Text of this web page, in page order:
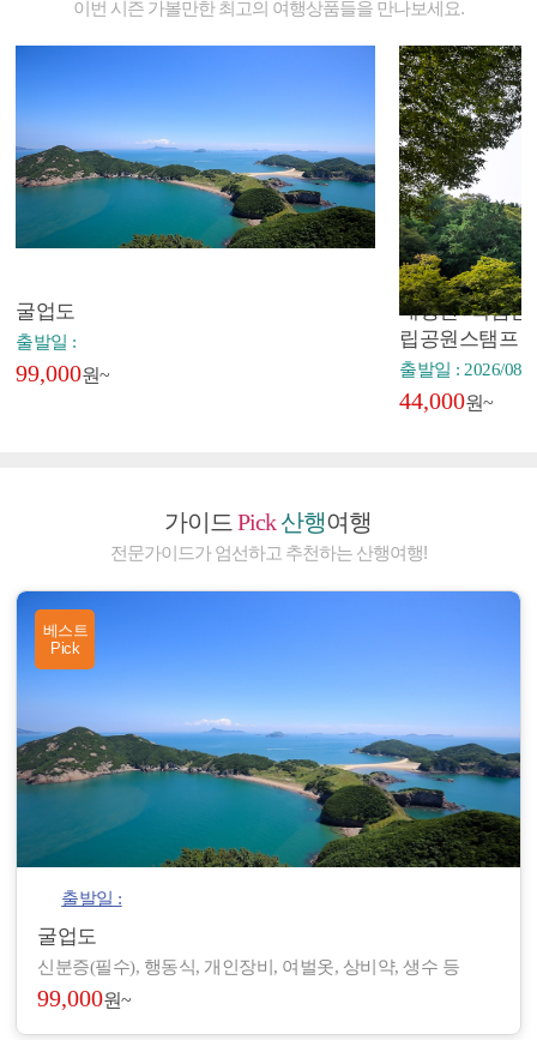
이번 시즌 가볼만한 최고의 여행상품들을 만나보세요.
굴업도
출발일 :
99,000원~
내장산+백암산
립공원스탬프
출발일 : 2026/08/
44,000원~
가이드Pick 산행여행
전문가이드가 엄선하고 추천하는 산행여행!
베스트
Pick
출발일 :
굴업도
신분증(필수), 행동식, 개인장비, 여벌옷, 상비약, 생수 등
99,000원~